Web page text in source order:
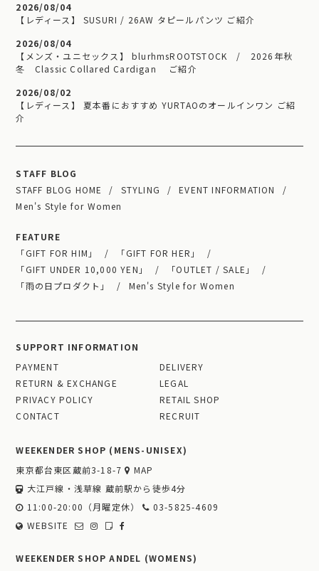
2026/08/04
【レディース】 SUSURI / 26AW タピールパンツ ご紹介
2026/08/04
【メンズ・ユニセックス】 blurhmsROOTSTOCK / 2026年秋
冬 Classic Collared Cardigan ご紹介
2026/08/02
【レディース】 夏本番におすすめ YURTAOのオールインワン ご紹
介
STAFF BLOG
STAFF BLOG HOME
STYLING
EVENT INFORMATION
Men's Style for Women
FEATURE
「GIFT FOR HIM」
「GIFT FOR HER」
「GIFT UNDER 10,000 YEN」
「OUTLET / SALE」
「雨の日プロダクト」
Men's Style for Women
SUPPORT INFORMATION
PAYMENT
DELIVERY
RETURN & EXCHANGE
LEGAL
PRIVACY POLICY
RETAIL SHOP
CONTACT
RECRUIT
WEEKENDER SHOP (MENS-UNISEX)
東京都台東区蔵前3-18-7
MAP
大江戸線・浅草線 蔵前駅から徒歩4分
11:00-20:00（月曜定休）
03-5825-4609
WEBSITE
WEEKENDER SHOP ANDEL (WOMENS)